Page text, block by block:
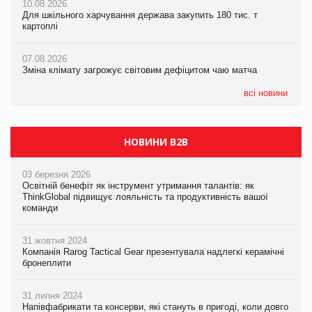
10.08.2026
Для шкільного харчування держава закупить 180 тис. т
картоплі
07.08.2026
Зміна клімату загрожує світовим дефіцитом чаю матча
всі новини
07.08.2026
EVA.UA запустила кампанію «Хто б знав» про асортимент,
Криза у Китаї може спричинити великі потрясіння для світової
економіки
Kraft Heinz скоротила збиток у першому півріччі
НОВИНИ B2B
03 березня 2026
Освітній бенефіт як інструмент утримання талантів: як
ThinkGlobal підвищує лояльність та продуктивність вашої
команди
31 жовтня 2024
Компанія Rarog Tactical Gear презентувала надлегкі керамічні
бронеплити
31 липня 2024
Напівфабрикати та консерви, які стануть в пригоді, коли довго